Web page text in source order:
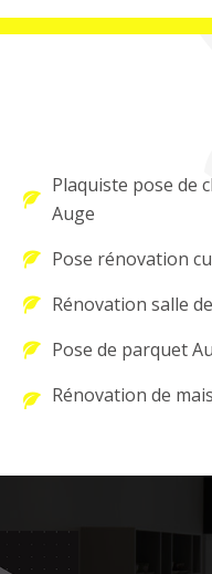
Plaquiste pose de
Auge
Pose rénovation
Rénovation salle
Pose de parquet
Rénovation de